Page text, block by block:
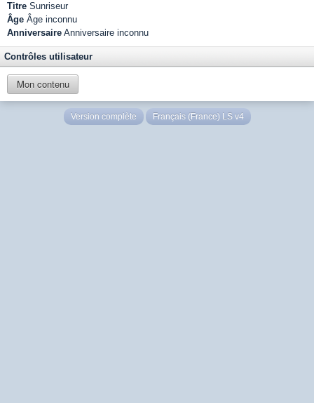
Titre Sunriseur
Âge Âge inconnu
Anniversaire Anniversaire inconnu
Contrôles utilisateur
Mon contenu
Version complète Français (France) LS v4